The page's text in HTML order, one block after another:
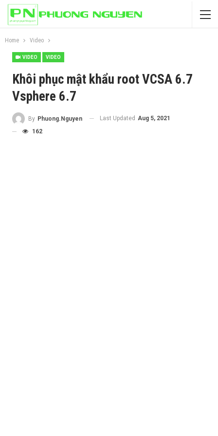
Home Video
VIDEO VIDEO
Khôi phục mật khẩu root VCSA 6.7
Vsphere 6.7
By Phuong.Nguyen Last Updated Aug 5, 2021
162